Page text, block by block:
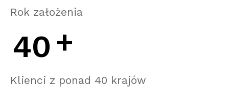
Rok założenia
40+
Klienci z ponad 40 krajów